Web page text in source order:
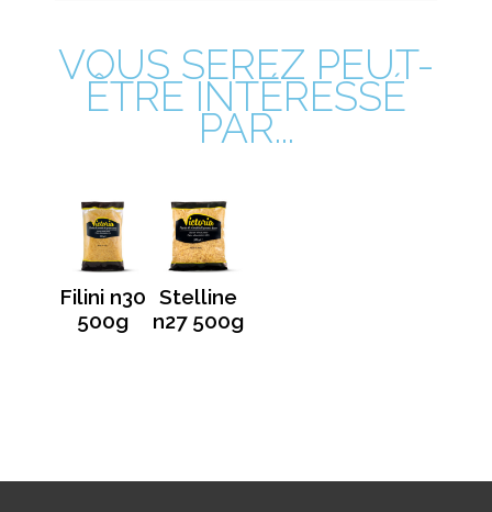
VOUS SEREZ PEUT-
ÊTRE INTÉRESSÉ
PAR...
Filini n30
500g
Stelline
n27 500g